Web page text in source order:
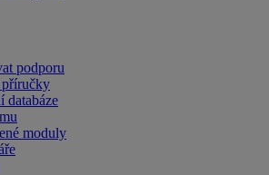
podporu
databáze
moduly